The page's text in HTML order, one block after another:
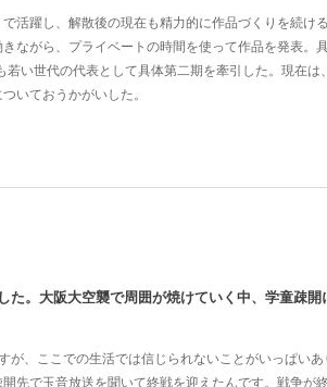
活躍し、解散後の現在も精力的に作品づくりを続け
がら、プライベートの時間を使って作品を発表。
い世代の代表として具体第二期を牽引した。現在は
いておうかがいした。
。大阪大空襲で周囲が焼けていく中、学童疎開
、ここでの生活では信じられないことがいっぱい
先で玉音放送を聞いて終戦を迎えたんです。戦争が